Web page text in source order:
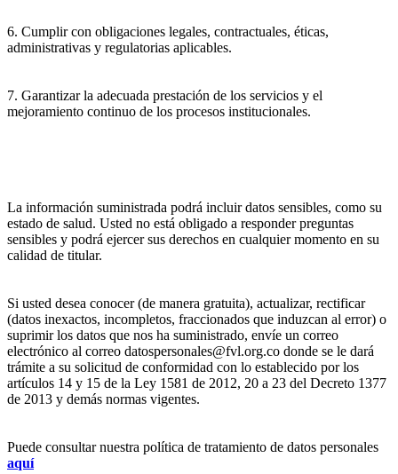
6. Cumplir con obligaciones legales, contractuales, éticas,
administrativas y regulatorias aplicables.
7. Garantizar la adecuada prestación de los servicios y el
mejoramiento continuo de los procesos institucionales.
La información suministrada podrá incluir datos sensibles, como su
estado de salud. Usted no está obligado a responder preguntas
sensibles y podrá ejercer sus derechos en cualquier momento en su
calidad de titular.
Si usted desea conocer (de manera gratuita), actualizar, rectificar
(datos inexactos, incompletos, fraccionados que induzcan al error) o
suprimir los datos que nos ha suministrado, envíe un correo
electrónico al correo datospersonales@fvl.org.co donde se le dará
trámite a su solicitud de conformidad con lo establecido por los
artículos 14 y 15 de la Ley 1581 de 2012, 20 a 23 del Decreto 1377
de 2013 y demás normas vigentes.
Puede consultar nuestra política de tratamiento de datos personales
aquí